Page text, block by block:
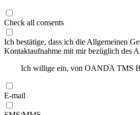
Check all consents
Ich bestätige, dass ich die Allgemeinen
Kontaktaufnahme mit mir bezüglich des
Ich willige ein, von OANDA TMS
E-mail